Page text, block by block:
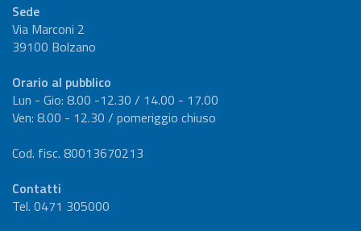
Sede
Via Marconi 2
39100 Bolzano
Orario al pubblico
Lun - Gio: 8.00 -12.30 / 14.00 - 17.00
Ven: 8.00 - 12.30 / pomeriggio chiuso
Cod. fisc. 80013670213
Contatti
Tel. 0471 305000